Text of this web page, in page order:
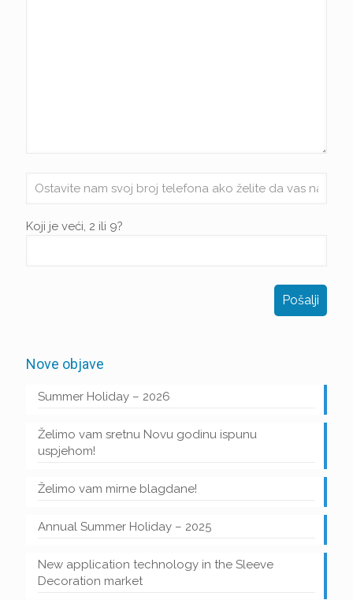
Koji je veći, 2 ili 9?
Nove objave
Summer Holiday – 2026
Želimo vam sretnu Novu godinu ispunu
uspjehom!
Želimo vam mirne blagdane!
Annual Summer Holiday – 2025
New application technology in the Sleeve
Decoration market